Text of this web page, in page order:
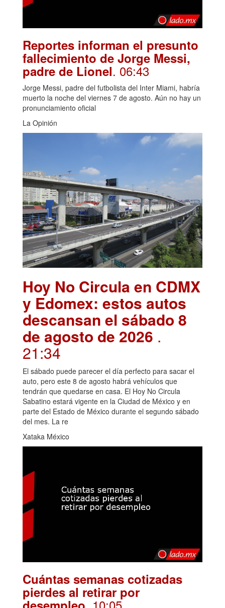
Reportes informan el presunto
fallecimiento de Jorge Messi,
padre de Lionel. 06:43
Jorge Messi, padre del futbolista del Inter Miami, habría
muerto la noche del viernes 7 de agosto. Aún no hay un
pronunciamiento oficial
La Opinión
Hoy No Circula en CDMX
y Edomex: estos autos
descansan el sábado 8
de agosto de 2026 .
21:34
El sábado puede parecer el día perfecto para sacar el
auto, pero este 8 de agosto habrá vehículos que
tendrán que quedarse en casa. El Hoy No Circula
Sabatino estará vigente en la Ciudad de México y en
parte del Estado de México durante el segundo sábado
del mes. La re
Xataka México
Cuántas semanas cotizadas
pierdes al retirar por